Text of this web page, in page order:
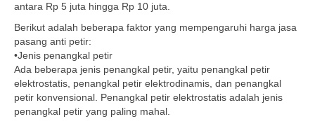
antara Rp 5 juta hingga Rp 10 juta.
Berikut adalah beberapa faktor yang mempengaruhi harga jasa
pasang anti petir:
•Jenis penangkal petir
Ada beberapa jenis penangkal petir, yaitu penangkal petir
elektrostatis, penangkal petir elektrodinamis, dan penangkal
petir konvensional. Penangkal petir elektrostatis adalah jenis
penangkal petir yang paling mahal.